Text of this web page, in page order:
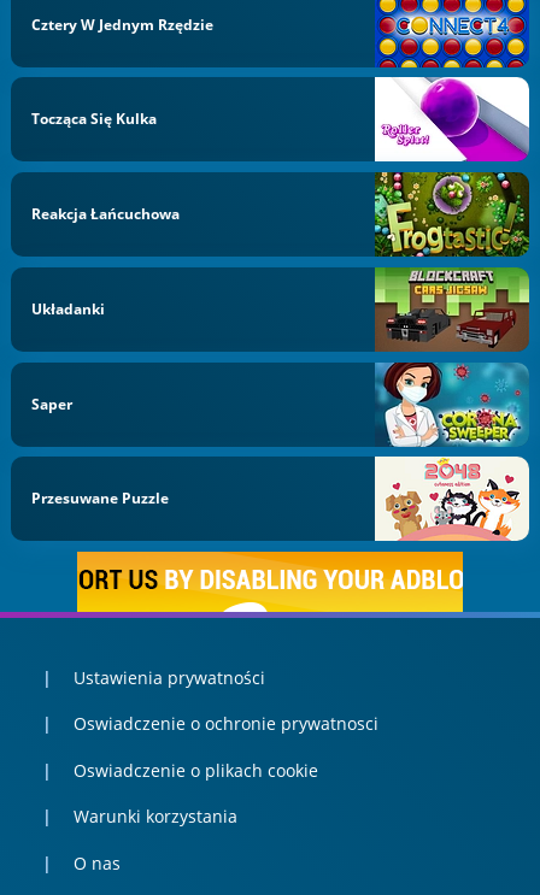
Cztery W Jednym Rzędzie
Tocząca Się Kulka
Reakcja Łańcuchowa
Układanki
Saper
Przesuwane Puzzle
Ustawienia prywatności
Oswiadczenie o ochronie prywatnosci
Oswiadczenie o plikach cookie
Warunki korzystania
O nas